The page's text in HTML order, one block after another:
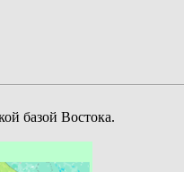
базой Востока.